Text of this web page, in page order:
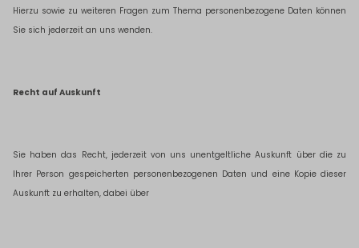
Hierzu sowie zu weiteren Fragen zum Thema personenbezogene Daten können
Sie sich jederzeit an uns wenden.
Recht auf Auskunft
Sie haben das Recht, jederzeit von uns unentgeltliche Auskunft über die zu
Ihrer Person gespeicherten personenbezogenen Daten und eine Kopie dieser
Auskunft zu erhalten, dabei über